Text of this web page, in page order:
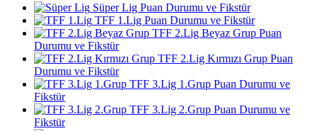
Süper Lig Puan Durumu ve Fikstür
TFF 1.Lig Puan Durumu ve Fikstür
TFF 2.Lig Beyaz Grup Puan
Durumu ve Fikstür
TFF 2.Lig Kırmızı Grup Puan
Durumu ve Fikstür
TFF 3.Lig 1.Grup Puan Durumu ve
Fikstür
TFF 3.Lig 2.Grup Puan Durumu ve
Fikstür